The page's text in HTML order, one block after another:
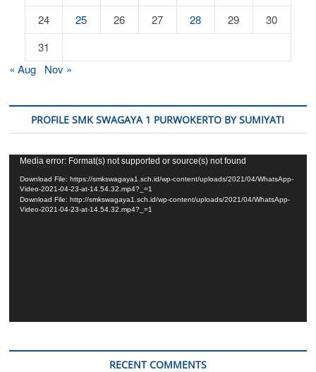
24
25 26 27 28 29
30
31
« Aug
Nov »
PROFILE SMK SWAGAYA 1 PURWOKERTO BY SUMIYATI
Video
Player
Media error: Format(s) not supported or source(s) not found
Download File: https://smkswagaya1.sch.id/wp-content/uploads/2021/04/WhatsApp-
Video-2021-04-23-at-14.54.32.mp4?_=1
Download File: http://smkswagaya1.sch.id/wp-content/uploads/2021/04/WhatsApp-
Video-2021-04-23-at-14.54.32.mp4?_=1
RECENT COMMENTS